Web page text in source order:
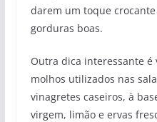
darem um toque
gorduras boas.
Outra dica interessante é
molhos utilizados nas
vinagretes caseiros, à
virgem, limão e ervas